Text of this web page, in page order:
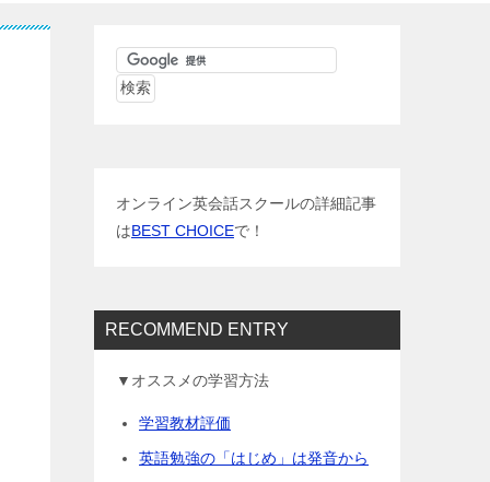
オンライン英会話スクールの詳細記事
はBEST CHOICEで！
RECOMMEND ENTRY
▼オススメの学習方法
学習教材評価
英語勉強の「はじめ」は発音から